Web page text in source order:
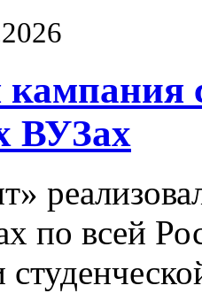
кампания
ВУЗах
по всей